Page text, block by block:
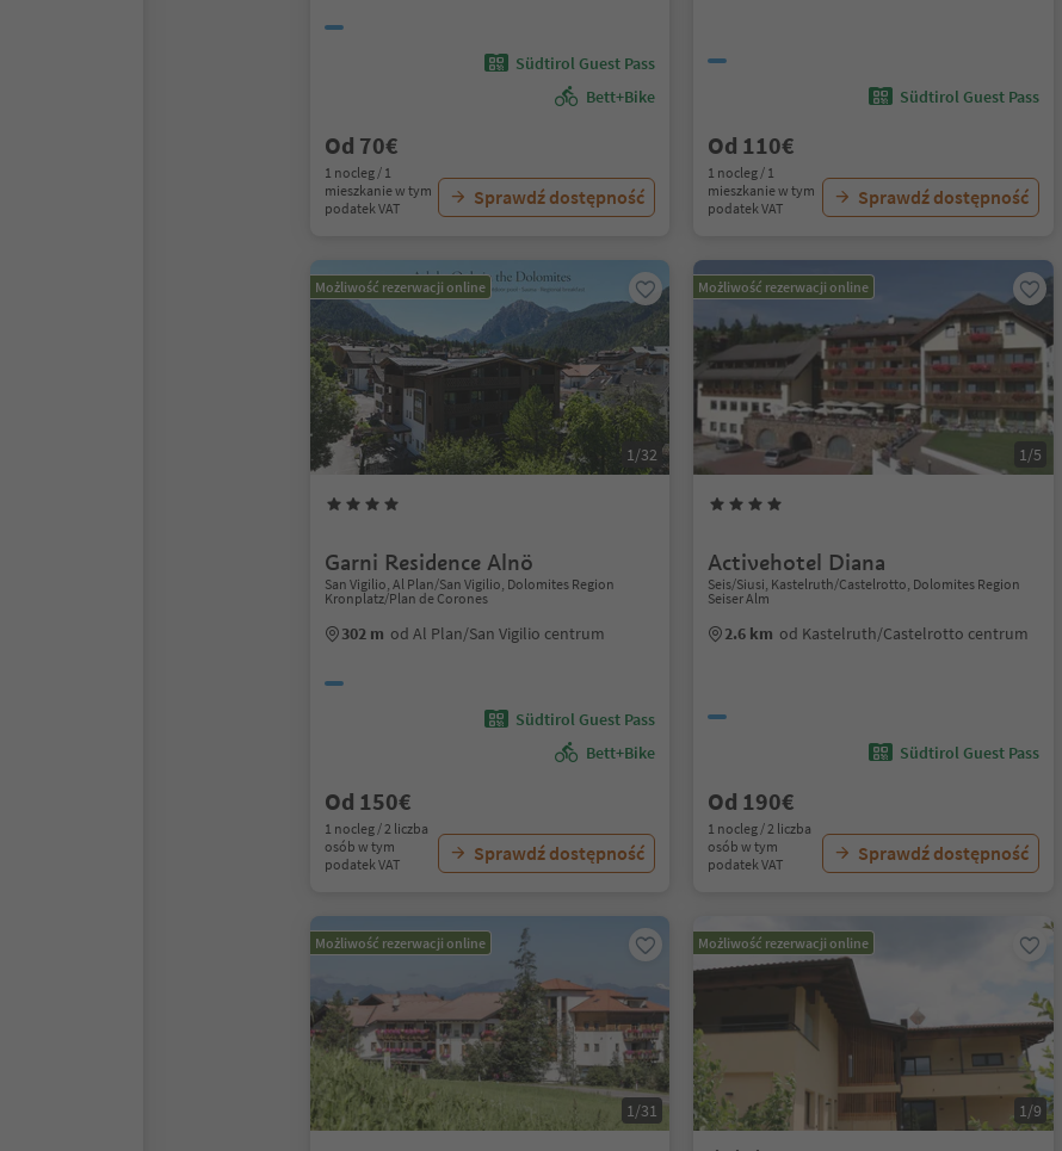
Südtirol Guest Pass
Bett+Bike
Od 70€
1 nocleg / 1
mieszkanie w tym
podatek VAT
Sprawdź dostępność
Südtirol Guest Pass
Od 110€
1 nocleg / 1
mieszkanie w tym
podatek VAT
Sprawdź dostępność
Możliwość rezerwacji online
1/32
Garni Residence Alnö
San Vigilio, Al Plan/San Vigilio, Dolomites Region
Kronplatz/Plan de Corones
302 m od Al Plan/San Vigilio centrum
Südtirol Guest Pass
Bett+Bike
Od 150€
1 nocleg / 2 liczba
osób w tym
podatek VAT
Sprawdź dostępność
Możliwość rezerwacji online
1/5
Activehotel Diana
Seis/Siusi, Kastelruth/Castelrotto, Dolomites Region
Seiser Alm
2.6 km od Kastelruth/Castelrotto centrum
Südtirol Guest Pass
Od 190€
1 nocleg / 2 liczba
osób w tym
podatek VAT
Sprawdź dostępność
Możliwość rezerwacji online
1/31
Możliwość rezerwacji online
1/9